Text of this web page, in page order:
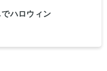
ハロウィン